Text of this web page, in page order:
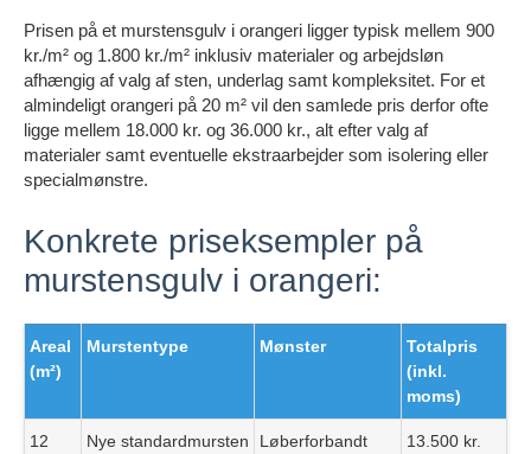
Prisen på et murstensgulv i orangeri ligger typisk mellem 900
kr./m² og 1.800 kr./m² inklusiv materialer og arbejdsløn
afhængig af valg af sten, underlag samt kompleksitet. For et
almindeligt orangeri på 20 m² vil den samlede pris derfor ofte
ligge mellem 18.000 kr. og 36.000 kr., alt efter valg af
materialer samt eventuelle ekstraarbejder som isolering eller
specialmønstre.
Konkrete priseksempler på
murstensgulv i orangeri:
Areal
(m²)
Murstentype Mønster
Totalpris
(inkl.
moms)
12 Nye standardmursten Løberforbandt 13.500 kr.